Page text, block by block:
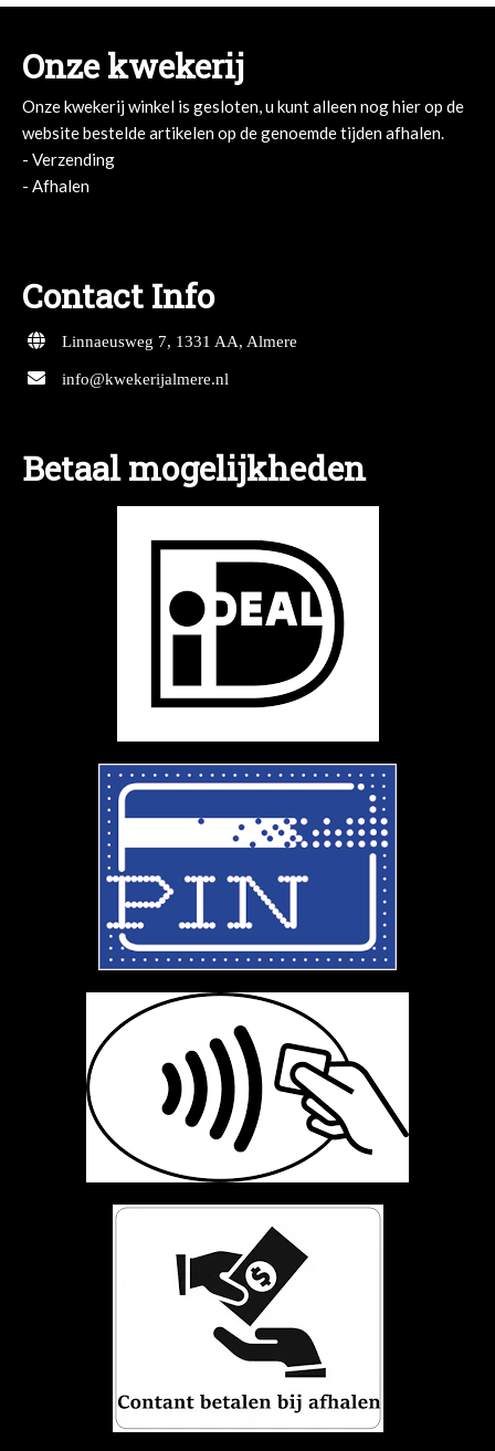
Onze kwekerij
Onze kwekerij winkel is gesloten, u kunt alleen nog hier op de
website bestelde artikelen op de genoemde tijden afhalen.
- Verzending
- Afhalen
Contact Info
Linnaeusweg 7, 1331 AA, Almere
info@kwekerijalmere.nl
Betaal mogelijkheden